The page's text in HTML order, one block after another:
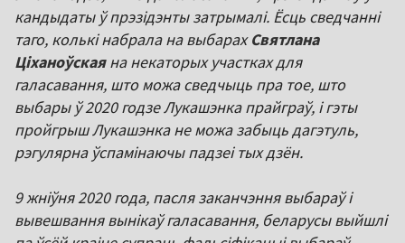
кандыдаты ў прэзідэнты затрымалі. Ёсць сведчанні
таго, колькі набрала на выбарахСвятлана
Ціханоўскаяна некаторых участках для
галасавання, што можа сведчыць пра тое, што
выбары ў 2020 годзе Лукашэнка прайграў, і гэты
пройгрыш Лукашэнка не можа забыць дагэтуль,
рэгулярна ўспамінаючы падзеі тых дзён.
9 жніўня 2020 года, пасля заканчэння выбараў і
вывешвання вынікаў галасавання, беларусы выйшлі